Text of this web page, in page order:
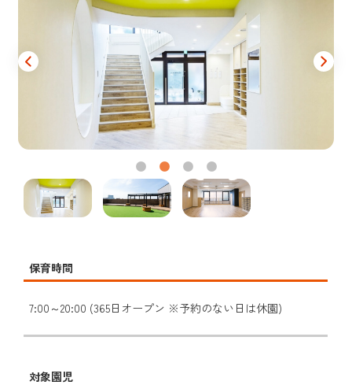
保育時間
7:00～20:00 (365日オープン ※予約のない日は休園)
対象園児